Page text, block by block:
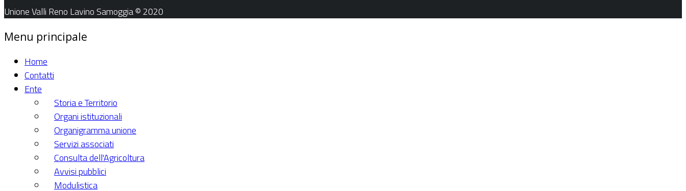
Unione Valli Reno Lavino Samoggia © 2020
Menu principale
Home
Contatti
Ente
Storia e Territorio
Organi istituzionali
Organigramma unione
Servizi associati
Consulta dell'Agricoltura
Avvisi pubblici
Modulistica